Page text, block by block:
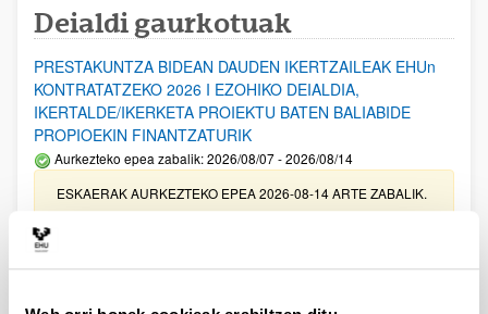
Deialdi gaurkotuak
PRESTAKUNTZA BIDEAN DAUDEN IKERTZAILEAK EHUn
KONTRATATZEKO 2026 I EZOHIKO DEIALDIA,
IKERTALDE/IKERKETA PROIEKTU BATEN BALIABIDE
PROPIOEKIN FINANTZATURIK
Aurkezteko epea zabalik: 2026/08/07 - 2026/08/14
ESKAERAK AURKEZTEKO EPEA 2026-08-14 ARTE ZABALIK.
UPV/EHUn Azpiegitura Zientifikoa eta Funts Bibliografikoak
erosi eta berritzeko laguntzak 2026